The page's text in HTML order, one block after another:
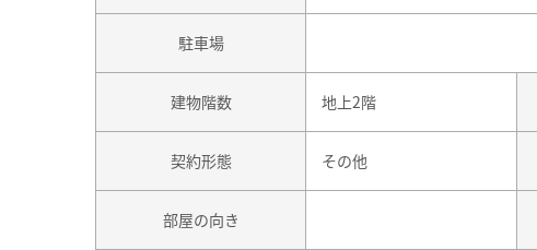
駐車場
建物階数 地上2階
契約形態 その他
部屋の向き